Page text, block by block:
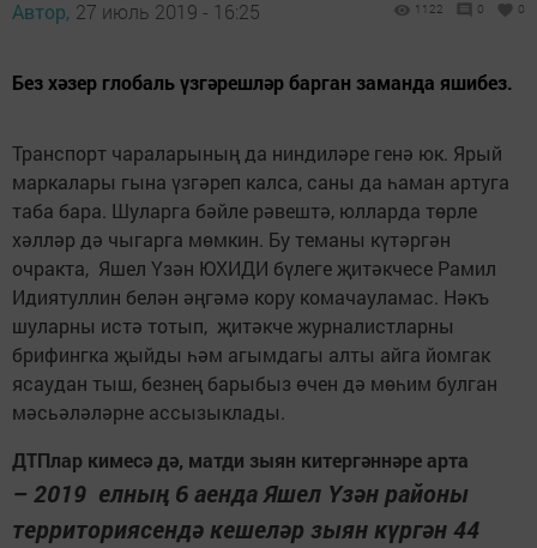
Автор, 27 июль 2019 - 16:25 1122 0 0
Без хәзер глобаль үзгәрешләр барган заманда яшибез.
Транспорт чараларының да ниндиләре генә юк. Ярый
маркалары гына үзгәреп калса, саны да һаман артуга
таба бара. Шуларга бәйле рәвештә, юлларда төрле
хәлләр дә чыгарга мөмкин. Бу теманы күтәргән
очракта, Яшел Үзән ЮХИДИ бүлеге җитәкчесе Рамил
Идиятуллин белән әңгәмә кору комачауламас. Нәкъ
шуларны истә тотып, җитәкче журналистларны
брифингка җыйды һәм агымдагы алты айга йомгак
ясаудан тыш, безнең барыбыз өчен дә мөһим булган
мәсьәләләрне ассызыклады.
ДТПлар кимесә дә, матди зыян китергәннәре арта
– 2019 елның 6 аенда Яшел Үзән районы
территориясендә кешеләр зыян күргән 44